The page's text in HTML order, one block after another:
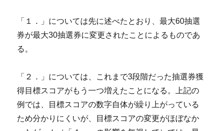
「１．」については先に述べたとおり、最大60抽選
券が最大30抽選券に変更されたことによるものであ
る。
「２．」については、これまで3段階だった抽選券獲
得目標スコアがもう一つ増えたことになる。上記の
例では、目標スコアの数字自体が繰り上がっている
ため分かりにくいが、目標スコアの変更がほぼなか